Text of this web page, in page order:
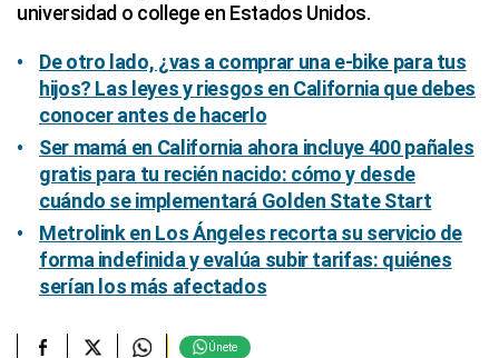
universidad o college en Estados Unidos.
De otro lado, ¿vas a comprar una e-bike para tus
hijos? Las leyes y riesgos en California que debes
conocer antes de hacerlo
Ser mamá en California ahora incluye 400 pañales
gratis para tu recién nacido: cómo y desde
cuándo se implementará Golden State Start
Metrolink en Los Ángeles recorta su servicio de
forma indefinida y evalúa subir tarifas: quiénes
serían los más afectados
Únete